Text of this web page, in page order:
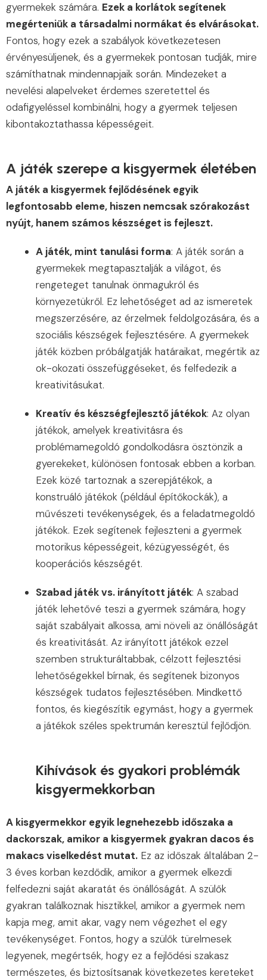
gyermekek számára. Ezek a korlátok segítenek
megérteniük a társadalmi normákat és elvárásokat.
Fontos, hogy ezek a szabályok következetesen
érvényesüljenek, és a gyermekek pontosan tudják, mire
számíthatnak mindennapjaik során. Mindezeket a
nevelési alapelveket érdemes szeretettel és
odafigyeléssel kombinálni, hogy a gyermek teljesen
kibontakoztathassa képességeit.
A játék szerepe a kisgyermek életében
A játék a kisgyermek fejlődésének egyik
legfontosabb eleme, hiszen nemcsak szórakozást
nyújt, hanem számos készséget is fejleszt.
A játék, mint tanulási forma: A játék során a
gyermekek megtapasztalják a világot, és
rengeteget tanulnak önmagukról és
környezetükről. Ez lehetőséget ad az ismeretek
megszerzésére, az érzelmek feldolgozására, és a
szociális készségek fejlesztésére. A gyermekek
játék közben próbálgatják határaikat, megértik az
ok-okozati összefüggéseket, és felfedezik a
kreativitásukat.
Kreatív és készségfejlesztő játékok: Az olyan
játékok, amelyek kreativitásra és
problémamegoldó gondolkodásra ösztönzik a
gyerekeket, különösen fontosak ebben a korban.
Ezek közé tartoznak a szerepjátékok, a
konstruáló játékok (például építőkockák), a
művészeti tevékenységek, és a feladatmegoldó
játékok. Ezek segítenek fejleszteni a gyermek
motorikus képességeit, kézügyességét, és
kooperációs készségét.
Szabad játék vs. irányított játék: A szabad
játék lehetővé teszi a gyermek számára, hogy
saját szabályait alkossa, ami növeli az önállóságát
és kreativitását. Az irányított játékok ezzel
szemben strukturáltabbak, célzott fejlesztési
lehetőségekkel bírnak, és segítenek bizonyos
készségek tudatos fejlesztésében. Mindkettő
fontos, és kiegészítik egymást, hogy a gyermek
a játékok széles spektrumán keresztül fejlődjön.
Kihívások és gyakori problémák
kisgyermekkorban
A kisgyermekkor egyik legnehezebb időszaka a
dackorszak, amikor a kisgyermek gyakran dacos és
makacs viselkedést mutat. Ez az időszak általában 2-
3 éves korban kezdődik, amikor a gyermek elkezdi
felfedezni saját akaratát és önállóságát. A szülők
gyakran találkoznak hisztikkel, amikor a gyermek nem
kapja meg, amit akar, vagy nem végezhet el egy
tevékenységet. Fontos, hogy a szülők türelmesek
legyenek, megértsék, hogy ez a fejlődési szakasz
természetes, és biztosítsanak következetes kereteket